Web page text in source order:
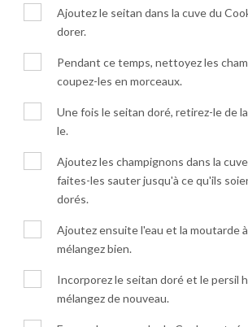
Ajoutez le seitan dans la cuve du
dorer.
Pendant ce temps, nettoyez les
coupez-les en morceaux.
Une fois le seitan doré, retirez-le de
le.
Ajoutez les champignons dans la
faites-les sauter jusqu'à ce qu'ils
dorés.
Ajoutez ensuite l'eau et la moutarde
mélangez bien.
Incorporez le seitan doré et le persil
mélangez de nouveau.